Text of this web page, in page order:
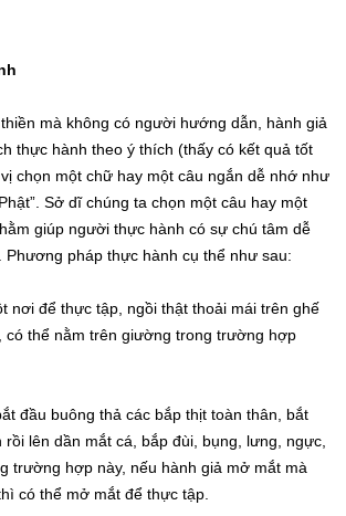
mà không có người hướng dẫn, hành giả
thực hành theo ý thích (thấy có kết quả tốt
chọn một chữ hay một câu ngắn dễ nhớ như
Sở dĩ chúng ta chọn một câu hay một
giúp người thực hành có sự chú tâm dễ
Phương pháp thực hành cụ thể như sau:
nơi để thực tập, ngồi thật thoải mái trên ghế
có thể nằm trên giường trong trường hợp
đầu buông thả các bắp thịt toàn thân, bắt
lên dần mắt cá, bắp đùi, bụng, lưng, ngực,
trường hợp này, nếu hành giả mở mắt mà
có thể mở mắt để thực tập.